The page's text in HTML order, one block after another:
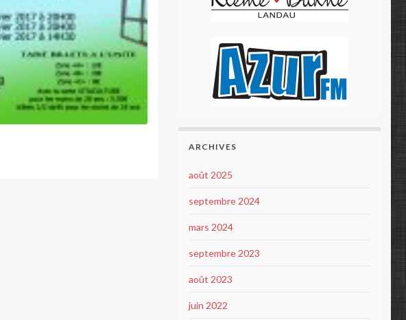
ARCHIVES
août 2025
septembre 2024
mars 2024
septembre 2023
août 2023
juin 2022